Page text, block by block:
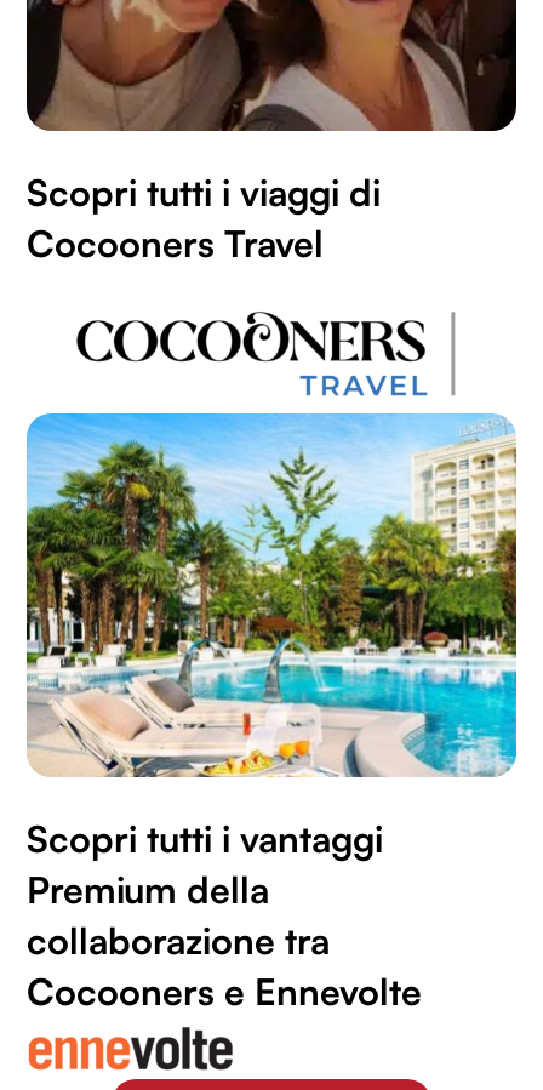
analizzare il nostro traffico. Condividiamo inoltre
informazioni sul modo in cui utilizzi il nostro sito con i
nostri partner che si occupano di analisi dei dati web,
pubblicità e social media, i quali potrebbero combinarle
con altre informazioni che hai fornito loro o che hanno
Scopri tutti i viaggi di
Cocooners Travel
Scopri tutti i vantaggi
Premium della
collaborazione tra
Cocooners e Ennevolte